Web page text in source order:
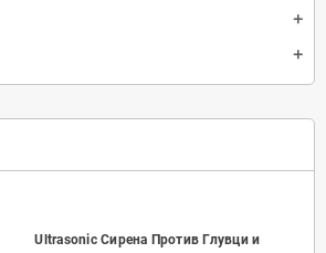
Ultrasonic Сирена Против Глувци и